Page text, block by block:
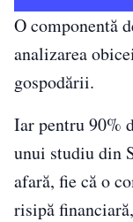
O componentă
analizarea
gospodării.
Iar pentru 90%
unui studiu din
afară, fie că o
risipă